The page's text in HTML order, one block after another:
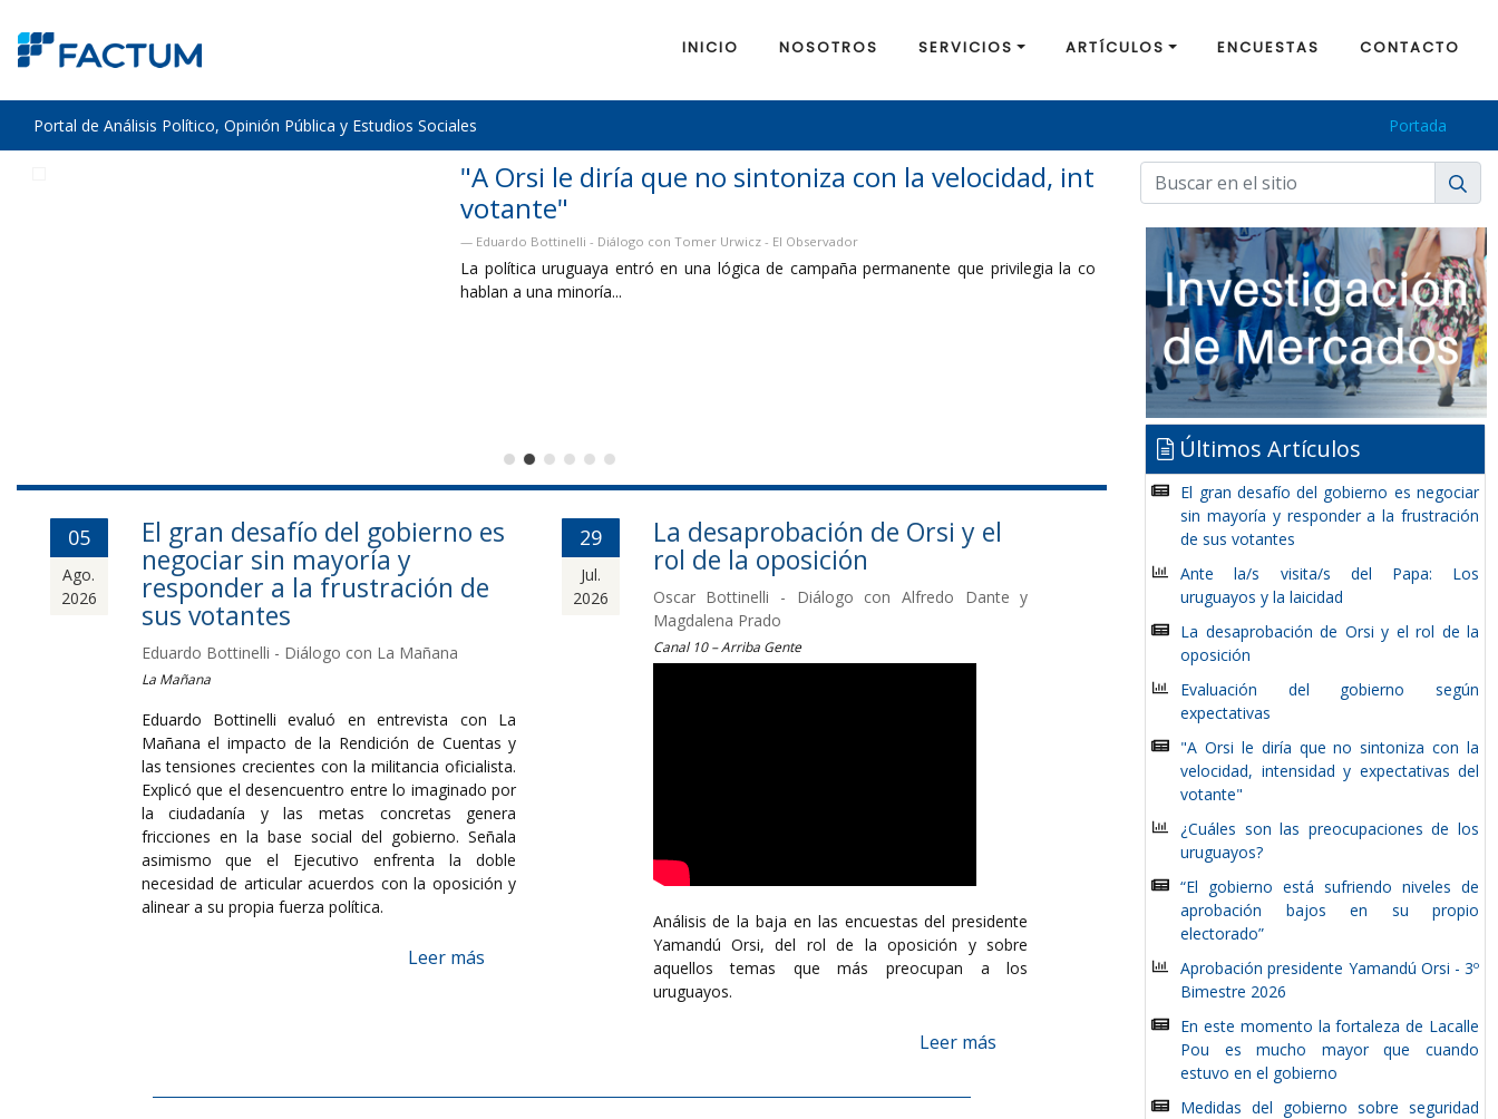
INICIO NOSOTROS SERVICIOS ARTÍCULOS ENCUESTAS CONTACTO
Portal de Análisis Político, Opinión Pública y Estudios Sociales Portada
"A Orsi le diría que no sintoniza con la velocidad, intensidad y expectativas del
La política uruguaya entró en una lógica de campaña permanente que privilegia la confrontación por encima de las soluciones y los políticos le
05
Ago.
2026
El gran desafío del gobierno es
negociar sin mayoría y
responder a la frustración de
sus votantes
Eduardo Bottinelli - Diálogo con La Mañana
La Mañana
Eduardo Bottinelli evaluó en entrevista con La
Mañana el impacto de la Rendición de Cuentas y
las tensiones crecientes con la militancia oficialista.
Explicó que el desencuentro entre lo imaginado por
la ciudadanía y las metas concretas genera
fricciones en la base social del gobierno. Señala
asimismo que el Ejecutivo enfrenta la doble
necesidad de articular acuerdos con la oposición y
alinear a su propia fuerza política.
Leer más
29
Jul.
2026
La desaprobación de Orsi y el
rol de la oposición
Oscar Bottinelli - Diálogo con Alfredo Dante y
Magdalena Prado
Canal 10 – Arriba Gente
Análisis de la baja en las encuestas del presidente
Yamandú Orsi, del rol de la oposición y sobre
aquellos temas que más preocupan a los
uruguayos.
Leer más
Últimos Artículos
El gran desafío del gobierno es negociar
sin mayoría y responder a la frustración
de sus votantes
Ante la/s visita/s del Papa: Los
uruguayos y la laicidad
La desaprobación de Orsi y el rol de la
oposición
Evaluación del gobierno según
expectativas
"A Orsi le diría que no sintoniza con la
velocidad, intensidad y expectativas del
votante"
¿Cuáles son las preocupaciones de los
uruguayos?
“El gobierno está sufriendo niveles de
aprobación bajos en su propio
electorado”
Aprobación presidente Yamandú Orsi - 3º
Bimestre 2026
En este momento la fortaleza de Lacalle
Pou es mucho mayor que cuando
estuvo en el gobierno
Medidas del gobierno sobre seguridad